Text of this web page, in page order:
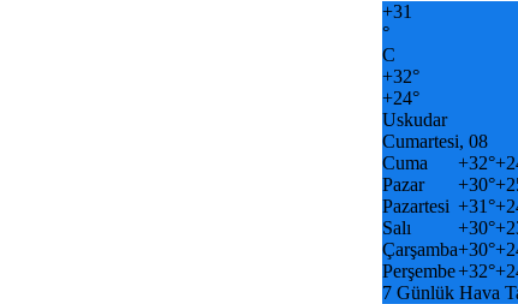
+31
°
C
+32°
+24°
Uskudar
Cumartesi, 08
Cuma
+32°+
Pazar
+30°+
Pazartesi +31°+
Salı
+30°+
Çarşamba+30°+
Perşembe+32°+
7 Günlük Hava